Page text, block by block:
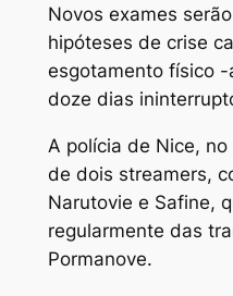
Novos exames
hipóteses de crise
esgotamento físico
doze dias
A polícia de Nice,
de dois streamers,
Narutovie e Safine,
regularmente das
Pormanove.